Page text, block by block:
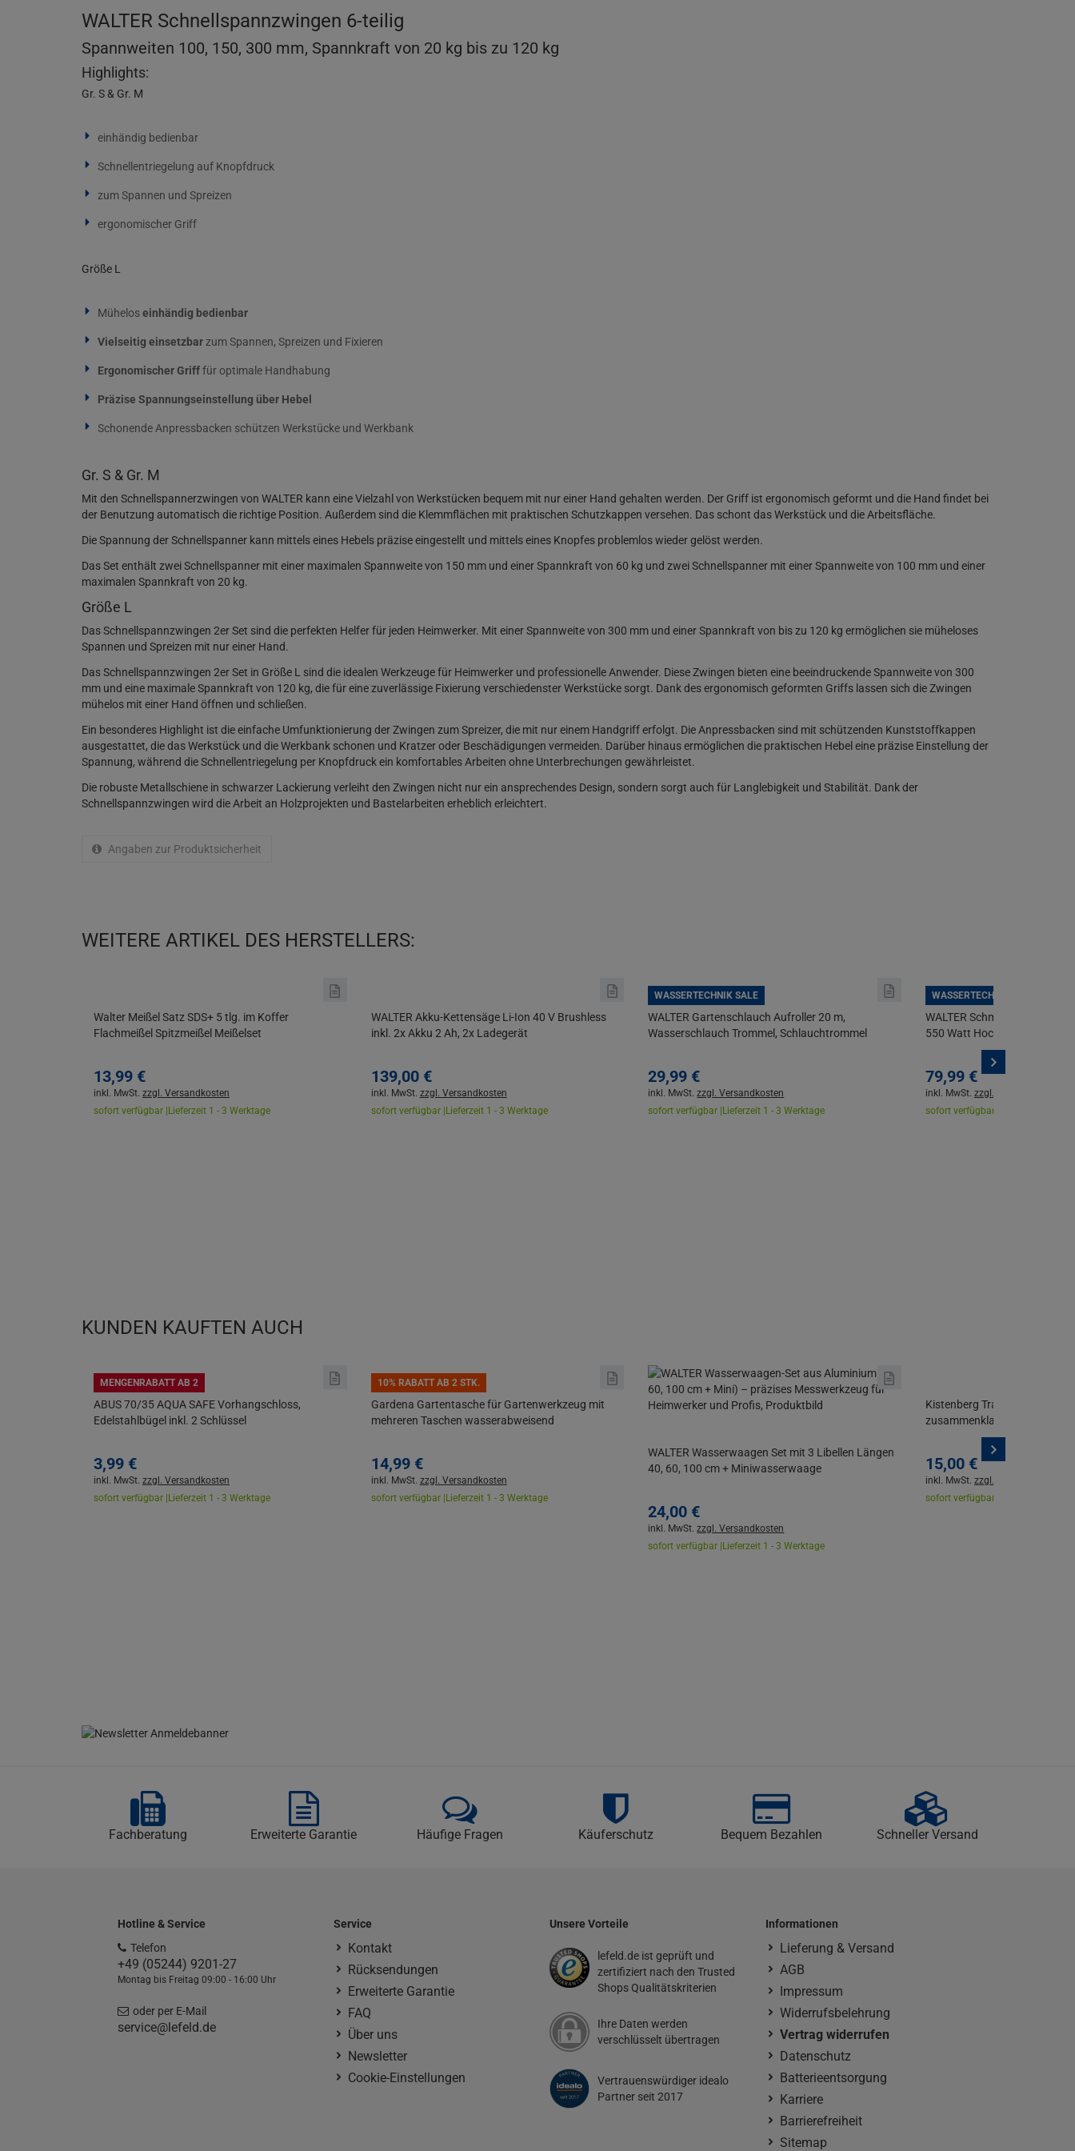
WALTER Schnellspannzwingen 6-teilig
Spannweiten 100, 150, 300 mm, Spannkraft von 20 kg bis zu 120 kg
Highlights:
Gr. S & Gr. M
einhändig bedienbar
Schnellentriegelung auf Knopfdruck
zum Spannen und Spreizen
ergonomischer Griff
Größe L
Müheloseinhändig bedienbar
Vielseitig einsetzbarzum Spannen, Spreizen und Fixieren
Ergonomischer Grifffür optimale Handhabung
Präzise Spannungseinstellung über Hebel
Schonende Anpressbacken schützen Werkstücke und Werkbank
Gr. S & Gr. M
Mit den Schnellspannerzwingen von WALTER kann eine Vielzahl von Werkstücken bequem mit nur einer Hand gehalten werden. Der Griff ist ergonomisch geformt und die Hand findet bei
der Benutzung automatisch die richtige Position. Außerdem sind die Klemmflächen mit praktischen Schutzkappen versehen. Das schont das Werkstück und die Arbeitsfläche.
Die Spannung der Schnellspanner kann mittels eines Hebels präzise eingestellt und mittels eines Knopfes problemlos wieder gelöst werden.
Das Set enthält zwei Schnellspanner mit einer maximalen Spannweite von 150 mm und einer Spannkraft von 60 kg und zwei Schnellspanner mit einer Spannweite von 100 mm und einer
maximalen Spannkraft von 20 kg.
Größe L
Das Schnellspannzwingen 2er Set sind die perfekten Helfer für jeden Heimwerker. Mit einer Spannweite von 300 mm und einer Spannkraft von bis zu 120 kg ermöglichen sie müheloses
Spannen und Spreizen mit nur einer Hand.
Das Schnellspannzwingen 2er Set in Größe L sind die idealen Werkzeuge für Heimwerker und professionelle Anwender. Diese Zwingen bieten eine beeindruckende Spannweite von 300
mm und eine maximale Spannkraft von 120 kg, die für eine zuverlässige Fixierung verschiedenster Werkstücke sorgt. Dank des ergonomisch geformten Griffs lassen sich die Zwingen
mühelos mit einer Hand öffnen und schließen.
Ein besonderes Highlight ist die einfache Umfunktionierung der Zwingen zum Spreizer, die mit nur einem Handgriff erfolgt. Die Anpressbacken sind mit schützenden Kunststoffkappen
ausgestattet, die das Werkstück und die Werkbank schonen und Kratzer oder Beschädigungen vermeiden. Darüber hinaus ermöglichen die praktischen Hebel eine präzise Einstellung der
Spannung, während die Schnellentriegelung per Knopfdruck ein komfortables Arbeiten ohne Unterbrechungen gewährleistet.
Die robuste Metallschiene in schwarzer Lackierung verleiht den Zwingen nicht nur ein ansprechendes Design, sondern sorgt auch für Langlebigkeit und Stabilität. Dank der
Schnellspannzwingen wird die Arbeit an Holzprojekten und Bastelarbeiten erheblich erleichtert.
Angaben zur Produktsicherheit
WEITERE ARTIKEL DES HERSTELLERS:
Walter Meißel Satz SDS+ 5 tlg. im Koffer
Flachmeißel Spitzmeißel Meißelset
13,99 €
inkl. MwSt. zzgl. Versandkosten
sofort verfügbar | Lieferzeit 1 - 3 Werktage
WALTER Akku-Kettensäge Li-Ion 40 V Brushless
inkl. 2x Akku 2 Ah, 2x Ladegerät
139,00 €
inkl. MwSt. zzgl. Versandkosten
sofort verfügbar | Lieferzeit 1 - 3 Werktage
WASSERTECHNIK SALE
WALTER Gartenschlauch Aufroller 20 m,
Wasserschlauch Trommel, Schlauchtrommel
29,99 €
inkl. MwSt.zzgl. Versandkosten
sofort verfügbar | Lieferzeit 1 - 3 Werktage
WASSERTECHNIK SALE
WALTER Schmutzwasser
550 Watt Hochwasser Set +
79,99 €
inkl. MwSt. zzgl. Versandkosten
sofort verfügbar |
KUNDEN KAUFTEN AUCH
MENGENRABATT AB 2
ABUS 70/35 AQUA SAFE Vorhangschloss,
Edelstahlbügel inkl. 2 Schlüssel
3,99 €
inkl. MwSt. zzgl. Versandkosten
sofort verfügbar | Lieferzeit 1 - 3 Werktage
10% RABATT AB 2 STK.
Gardena Gartentasche für Gartenwerkzeug mit
mehreren Taschen wasserabweisend
14,99 €
inkl. MwSt. zzgl. Versandkosten
sofort verfügbar | Lieferzeit 1 - 3 Werktage
WALTER Wasserwaagen Set mit 3 Libellen Längen
40, 60, 100 cm + Miniwasserwaage
24,00 €
inkl. MwSt.zzgl. Versandkosten
sofort verfügbar | Lieferzeit 1 - 3 Werktage
Kistenberg Transportwagen
zusammenklappbar
15,00 €
inkl. MwSt. zzgl. Versandkosten
sofort verfügbar |
Fachberatung Erweiterte Garantie Häufige Fragen Käuferschutz Bequem Bezahlen Schneller Versand
Hotline & Service
Telefon
+49 (05244) 9201-27
Montag bis Freitag 09:00 - 16:00 Uhr
oder per E-Mail
service@lefeld.de
Service
Kontakt
Rücksendungen
Erweiterte Garantie
FAQ
Über uns
Newsletter
Cookie-Einstellungen
Unsere Vorteile
lefeld.de ist geprüft und
zertifiziert nach den Trusted
Shops Qualitätskriterien
Ihre Daten werden
verschlüsselt übertragen
Vertrauenswürdiger idealo
Partner seit 2017
Informationen
Lieferung & Versand
AGB
Impressum
Widerrufsbelehrung
Vertrag widerrufen
Datenschutz
Batterieentsorgung
Karriere
Barrierefreiheit
Sitemap